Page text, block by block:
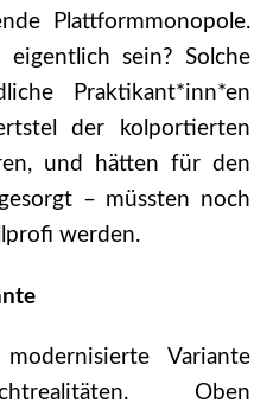
Plattformmonopole.
sein? Solche
Praktikant*inn*en
der kolportierten
und hätten für den
– müssten noch
werden.
Variante
Oben